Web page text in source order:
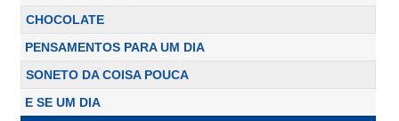
CHOCOLATE
PENSAMENTOS PARA UM DIA
SONETO DA COISA POUCA
E SE UM DIA